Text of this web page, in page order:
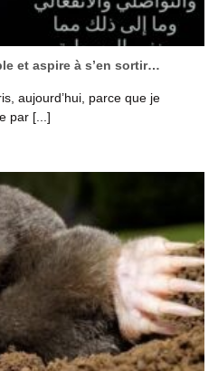
et aspire à s’en sortir…
aujourd’hui, parce que je
par [...]